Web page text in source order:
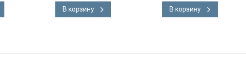
В корзину В корзину